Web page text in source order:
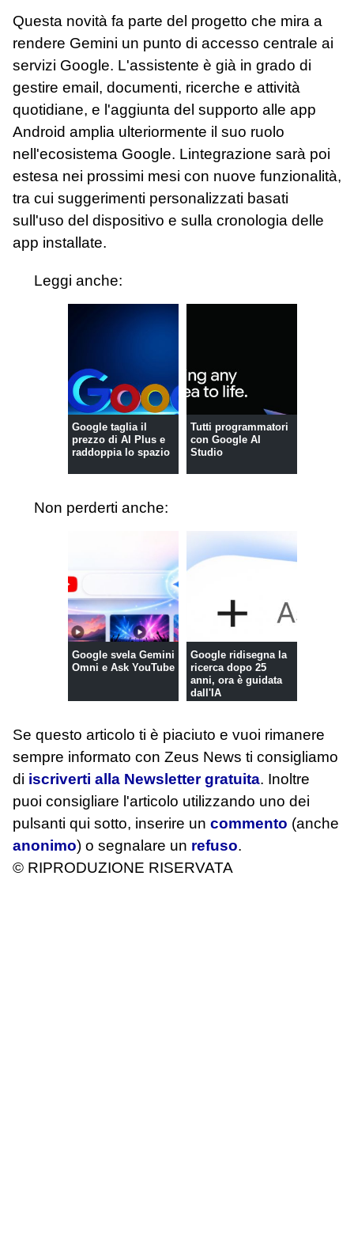
Questa novità fa parte del progetto che mira a
rendere Gemini un punto di accesso centrale ai
servizi Google. L'assistente è già in grado di
gestire email, documenti, ricerche e attività
quotidiane, e l'aggiunta del supporto alle app
Android amplia ulteriormente il suo ruolo
nell'ecosistema Google. Lintegrazione sarà poi
estesa nei prossimi mesi con nuove funzionalità,
tra cui suggerimenti personalizzati basati
sull'uso del dispositivo e sulla cronologia delle
app installate.
Leggi anche:
Google taglia il
prezzo di AI Plus e
raddoppia lo spazio
Tutti programmatori
con Google AI
Studio
Non perderti anche:
Google svela Gemini
Omni e Ask YouTube
Google ridisegna la
ricerca dopo 25
anni, ora è guidata
dall'IA
Se questo articolo ti è piaciuto e vuoi rimanere
sempre informato con Zeus News ti consigliamo
di iscriverti alla Newsletter gratuita. Inoltre
puoi consigliare l'articolo utilizzando uno dei
pulsanti qui sotto, inserire un commento (anche
anonimo) o segnalare un refuso.
© RIPRODUZIONE RISERVATA